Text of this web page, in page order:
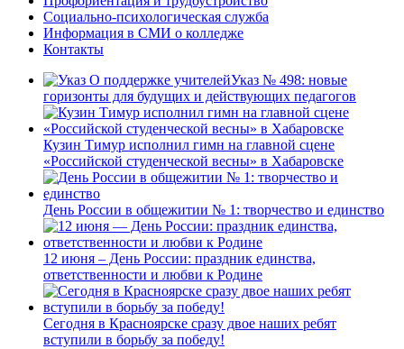
Социально-психологическая служба
Информация в СМИ о колледже
Контакты
Указ № 498: новые
горизонты для будущих и действующих педагогов
Кузин Тимур исполнил гимн на главной сцене
«Российской студенческой весны» в Хабаровске
День России в общежитии № 1: творчество и единство
12 июня – День России: праздник единства,
ответственности и любви к Родине
Сегодня в Красноярске сразу двое наших ребят
вступили в борьбу за победу!